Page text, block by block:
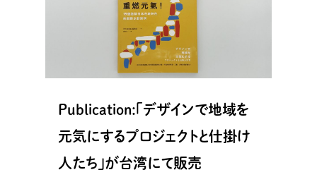
Publication:「デザインで地域を
元気にするプロジェクトと仕掛け
人たち」が台湾にて販売